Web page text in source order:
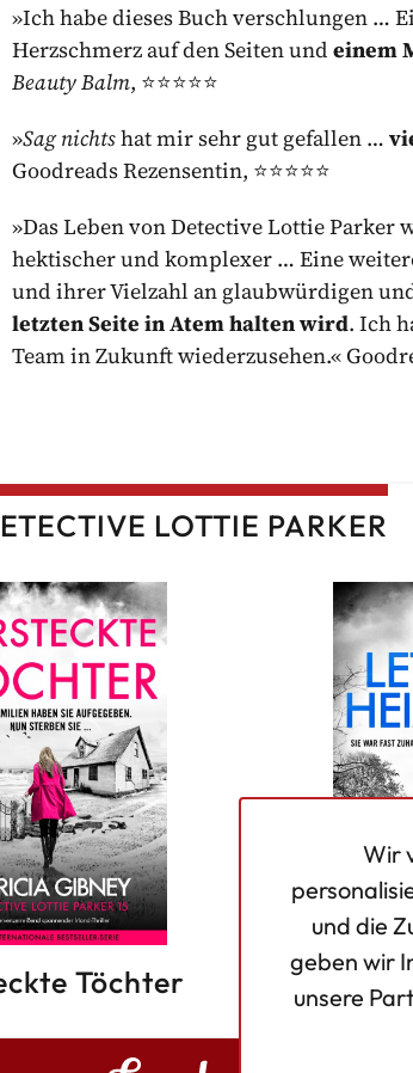
»Ich habe dieses Buch verschlungen …
Herzschmerz auf den Seiten undeinem
Beauty Balm, ⭐️⭐️⭐️⭐️⭐️
»Sag nichtshat mir sehr gut gefallen …
Goodreads Rezensentin, ⭐️⭐️⭐️⭐️⭐️
»Das Leben von Detective Lottie
hektischer und komplexer … Eine
und ihrer Vielzahl an glaubwürdigen
letzten Seite in Atem halten wird. Ich
Team in Zukunft wiederzusehen.«
LOTTIE PARKER
Töchter Ihr
Wir
und die
geben wir
unsere